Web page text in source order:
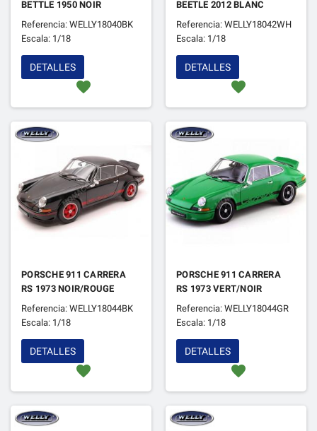
BETTLE 1950 NOIR
Referencia: WELLY18040BK
Escala: 1/18
favorite
DETALLES
BEETLE 2012 BLANC
Referencia: WELLY18042WH
Escala: 1/18
favorite
DETALLES
PORSCHE 911 CARRERA
RS 1973 NOIR/ROUGE
Referencia: WELLY18044BK
Escala: 1/18
favorite
DETALLES
PORSCHE 911 CARRERA
RS 1973 VERT/NOIR
Referencia: WELLY18044GR
Escala: 1/18
favorite
DETALLES